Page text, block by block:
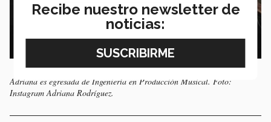
Adriana es egresada de Ingeniería en Producción Musical. Foto:
Instagram Adriana Rodríguez.
Recibe nuestro newsletter de
noticias: